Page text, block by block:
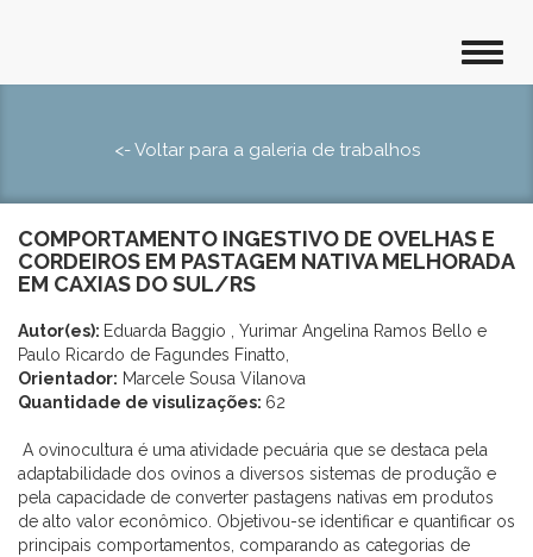
<- Voltar para a galeria de trabalhos
COMPORTAMENTO INGESTIVO DE OVELHAS E
CORDEIROS EM PASTAGEM NATIVA MELHORADA
EM CAXIAS DO SUL/RS
Autor(es): Eduarda Baggio , Yurimar Angelina Ramos Bello e
Paulo Ricardo de Fagundes Finatto,
Orientador: Marcele Sousa Vilanova
Quantidade de visulizações: 62
A ovinocultura é uma atividade pecuária que se destaca pela
adaptabilidade dos ovinos a diversos sistemas de produção e
pela capacidade de converter pastagens nativas em produtos
de alto valor econômico. Objetivou-se identificar e quantificar os
principais comportamentos, comparando as categorias de